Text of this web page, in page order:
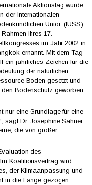
Aktionstag wurde
der Internationalen
Union (IUSS)
Rahmen ihres 17.
im Jahr 2002 in
ernannt. Mit dem Tag
ein jährliches Zeichen für die
der natürlichen
Boden gesetzt und
den Bodenschutz geworben
nur eine Grundlage für eine
sagt Dr. Josephine Sahner
die von großer
des
Koalitionsvertrag wird
der Klimaanpassung und
in die Länge gezogen